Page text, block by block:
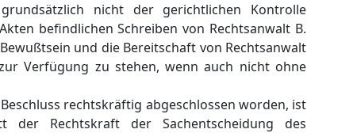
nicht der gerichtlichen Kontrolle
befindlichen Schreiben von Rechtsanwalt B.
und die Bereitschaft von Rechtsanwalt
Verfügung zu stehen, wenn auch nicht ohne
rechtskräftig abgeschlossen worden, ist
Rechtskraft der Sachentscheidung des